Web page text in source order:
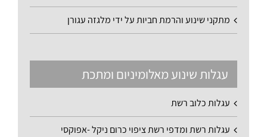
מתקני שינוע והרמת חביות על ידי מלגזה עגורן
עגלות שינוע מאלומיניום ומתכת
עגלות כלוב רשת
עגלות רשת ומדפי רשת ציפוי כרום ניקל -אפוקסי